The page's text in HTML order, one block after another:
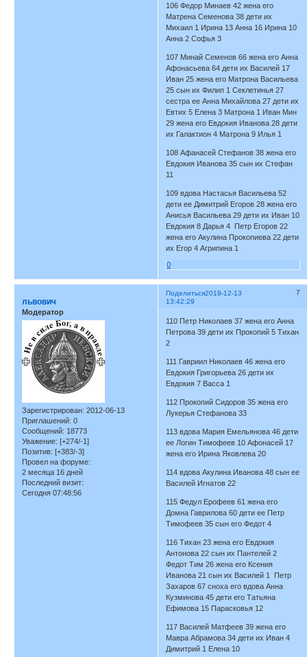
106 Федор Минаев 42 жена его
Матрена Семенова 38 дети их
Михаил 1 Ирина 13 Анна 16 Ирина 10
Анна 2 Софья 3
107 Минай Семенов 66 жена его Анна
Афонасьева 64 дети их Василей 17
Иван 25 жена его Матрона Васильева
25 сын их Филип 1 Секлетинья 27
сестра ее Анна Михайлова 27 дети их
Евтих 5 Елена 3 Матрона 1 Иван Мин
29 жена его Евдокия Иванова 28 дети
их Галактион 4 Матрона 9 Илья 1
108 Афанасей Стефанов 38 жена его
Евдокия Иванова 35 сын их Стефан
11
109 вдова Настасья Васильева 52
дети ее Димитрий Егоров 28 жена его
Анисья Васильева 29 дети их Иван 10
Евдокия 8 Дарья 4 Петр Егоров 22
жена его Акулина Прокопиева 22 дети
их Егор 4 Агрипина 1
0
Поделиться 7
2019-12-13
13:42:29
львович
Модератор
Зарегистрирован: 2012-06-13
Приглашений: 0
Сообщений: 18773
Уважение: [+274/-1]
Позитив: [+383/-3]
Провел на форуме:
2 месяца 16 дней
Последний визит:
Сегодня 07:48:56
110 Петр Николаев 37 жена его Анна
Петрова 39 дети их Прокопий 5 Тихан
2
111 Гавриил Николаев 46 жена его
Евдокия Григорьева 26 дети их
Евдокия 7 Васса 1
112 Прокопий Сидоров 35 жена его
Лукерья Стефанова 33
113 вдова Мария Емельянова 46 дети
ее Логин Тимофеев 10 Афонасей 17
жена его Ирина Яковлева 20
114 вдова Акулина Иванова 48 сын ее
Василей Игнатов 22
115 Федул Ерофеев 61 жена его
Домна Гаврилова 60 дети ее Петр
Тимофеев 35 сын его Федот 4
116 Тихан 23 жена его Евдокия
Антонова 22 сын их Пантелей 2
Федот Тим 26 жена его Ксения
Иванова 21 сын их Василей 1 Петр
Захаров 67 сноха его вдова Анна
Кузминова 45 дети его Татьяна
Ефимова 15 Парасковья 12
117 Василей Матфеев 39 жена его
Мавра Абрамова 34 дети их Иван 4
Димитрий 1 Елена 10